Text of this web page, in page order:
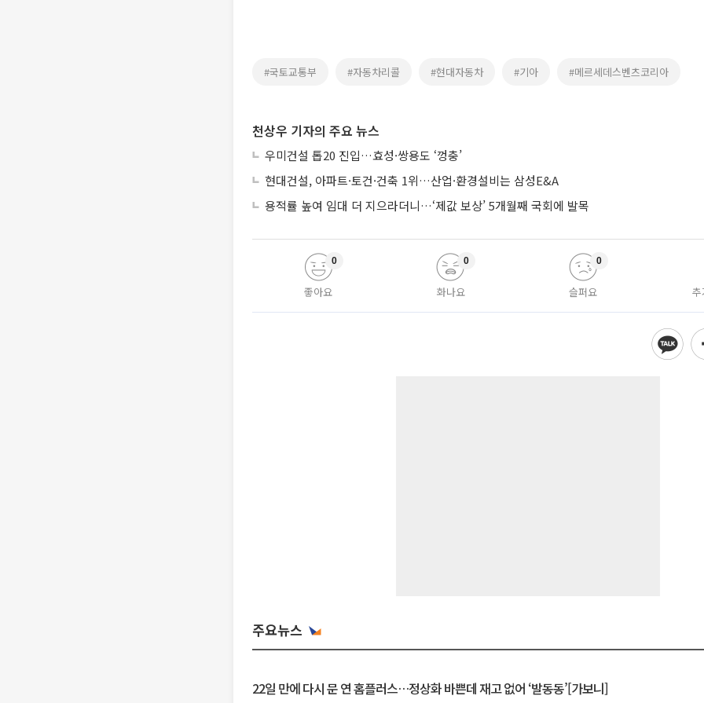
#국토교통부 #자동차리콜 #현대자동차 #기아 #메르세데스벤츠코리아
천상우 기자의 주요 뉴스
우미건설 톱20 진입…효성·쌍용도 ‘껑충’
현대건설, 아파트·토건·건축 1위…산업·환경설비는 삼성E&A
용적률 높여 임대 더 지으라더니…‘제값 보상’ 5개월째 국회에 발목
좋아요
0
화나요
0
슬퍼요
0
주요뉴스
22일 만에 다시 문 연 홈플러스…정상화 바쁜데 재고 없어 ‘발동동’[가보니]